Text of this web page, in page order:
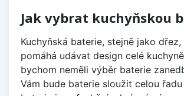
Jak vybrat kuchyňskou
Kuchyňská baterie, stejně jako
pomáhá udávat design celé
bychom neměli výběr baterie
Vám bude baterie sloužit celou